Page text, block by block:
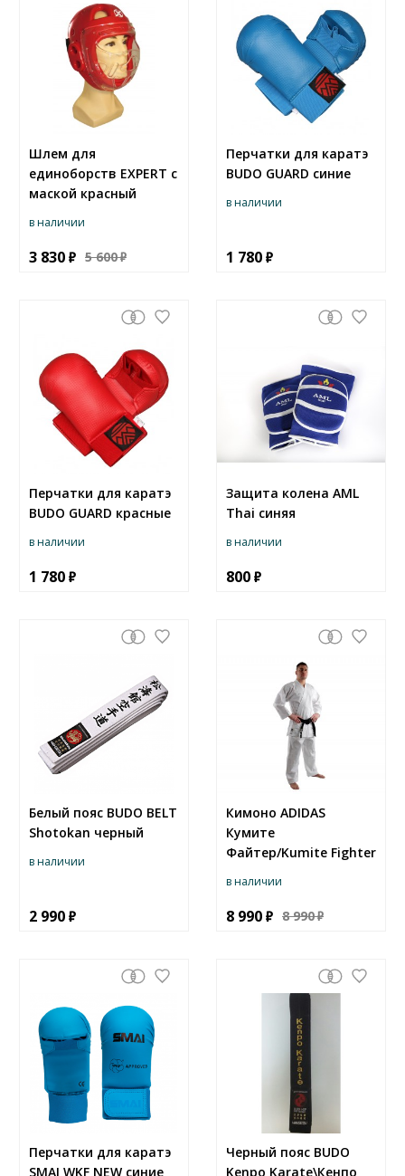
Шлем для
единоборств EXPERT с
маской красный
в наличии
3 830 5 600
Перчатки для каратэ
BUDO GUARD синие
в наличии
1 780
Перчатки для каратэ
BUDO GUARD красные
в наличии
1 780
Защита колена AML
Thai синяя
в наличии
800
Белый пояс BUDO BELT
Shotokan черный
в наличии
2 990
Кимоно ADIDAS
Кумите
Файтер/Kumite Fighter
в наличии
8 990 8 990
Перчатки для каратэ
SMAI WKF NEW синие
Черный пояс BUDO
Kenpo Karate\Кенпо